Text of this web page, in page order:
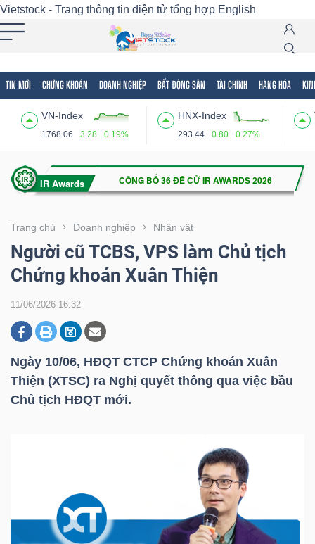
Vietstock - Trang thông tin điện tử tổng hợp English
TIN MỚI CHỨNG KHOÁN DOANH NGHIỆP BẤT ĐỘNG SẢN TÀI CHÍNH HÀNG HÓA
VN-Index
1768.06 3.28 0.19%
HNX-Index
293.44 0.80 0.27%
Trang chủ Doanh nghiệp Nhân vật
Người cũ TCBS, VPS làm Chủ tịch
Chứng khoán Xuân Thiện
11/06/2026 16:32
Ngày 10/06, HĐQT CTCP Chứng khoán Xuân
Thiện (XTSC) ra Nghị quyết thông qua việc bầu
Chủ tịch HĐQT mới.
Tất cả Tính năng Ngành Mã chứng khoán
Tính
(-)
VIETSTOCK
CHỨNG
DOANH
NGHIỆP